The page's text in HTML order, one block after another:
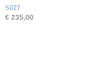
S027
€ 235,00